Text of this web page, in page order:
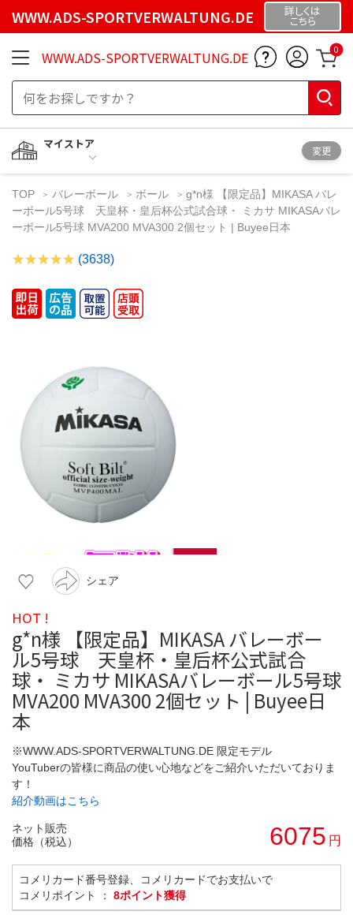
WWW.ADS-SPORTVERWALTUNG.DE 詳しくは
こちら
WWW.ADS-SPORTVERWALTUNG.DE 0
マイストア
変更
TOP バレーボール ボール
g*n様 【限定品】MIKASA バレ
ーボール5号球 天皇杯・皇后杯公式試合球・ ミカサ MIKASAバレ
ーボール5号球 MVA200 MVA300 2個セット | Buyee日本
(3638)
シェア
HOT !
g*n様 【限定品】MIKASA バレーボー
ル5号球 天皇杯・皇后杯公式試合
球・ ミカサ MIKASAバレーボール5号球
MVA200 MVA300 2個セット | Buyee日
本
※WWW.ADS-SPORTVERWALTUNG.DE 限定モデル
YouTuberの皆様に商品の使い心地などをご紹介いただいておりま
す！
紹介動画はこちら
ネット販売
価格（税込）
6075 円
コメリカード番号登録、コメリカードでお支払いで
コメリポイント ： 8ポイント獲得